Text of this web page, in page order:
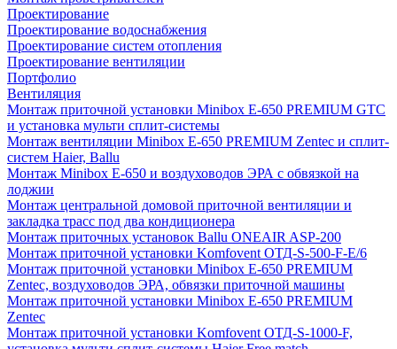
Проектирование
Проектирование водоснабжения
Проектирование систем отопления
Проектирование вентиляции
Портфолио
Вентиляция
Монтаж приточной установки Minibox E-650 PREMIUM GTC
и установка мульти сплит-системы
Монтаж вентиляции Minibox E-650 PREMIUM Zentec и сплит-
систем Haier, Ballu
Монтаж Minibox E-650 и воздуховодов ЭРА с обвязкой на
лоджии
Монтаж центральной домовой приточной вентиляции и
закладка трасс под два кондиционера
Монтаж приточных установок Ballu ONEAIR ASP-200
Монтаж приточной установки Komfovent ОТД-S-500-F-E/6
Монтаж приточной установки Minibox E-650 PREMIUM
Zentec, воздуховодов ЭРА, обвязки приточной машины
Монтаж приточной установки Minibox E-650 PREMIUM
Zentec
Монтаж приточной установки Komfovent ОТД-S-1000-F,